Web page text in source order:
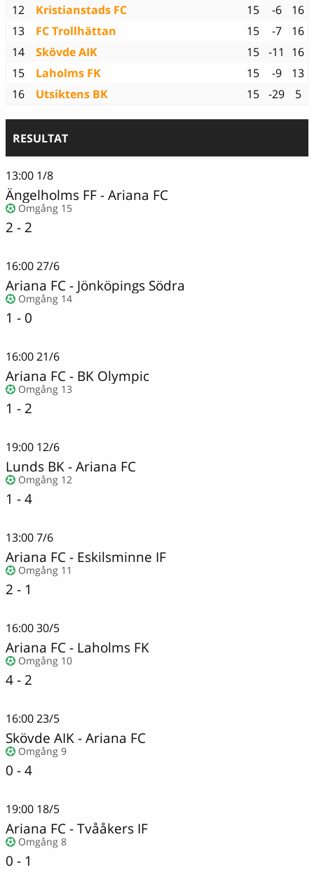
12
Kristianstads FC 15 -6
16
13
FC Trollhättan 15 -7
16
14
Skövde AIK 15 -11
16
15
Laholms FK 15 -9
13
16
Utsiktens BK 15 -29 5
RESULTAT
13:00 1/8
Ängelholms FF-Ariana FC
Omgång 15
2 - 2
16:0027/6
Ariana FC- Jönköpings Södra
Omgång 14
1 - 0
16:0021/6
Ariana FC- BK Olympic
Omgång 13
1 - 2
19:00 12/6
Lunds BK-Ariana FC
Omgång 12
1 - 4
13:007/6
Ariana FC- Eskilsminne IF
Omgång 11
2 - 1
16:0030/5
Ariana FC- Laholms FK
Omgång 10
4 - 2
16:0023/5
Skövde AIK-Ariana FC
Omgång 9
0 - 4
19:00 18/5
Ariana FC-Tvååkers IF
Omgång 8
0 - 1